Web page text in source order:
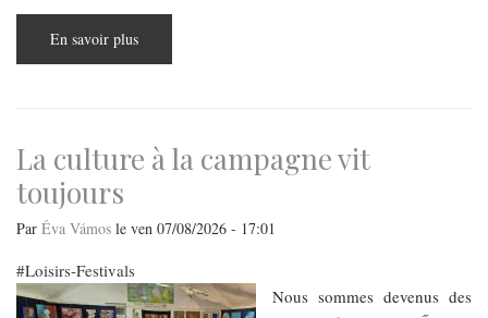
En savoir plus
Une
présentée
à
l’Institut
Budapest
La culture à la campagne vit
toujours
Par Éva Vámos le ven 07/08/2026 - 17:01
Loisirs-Festivals
Nous sommes devenus des